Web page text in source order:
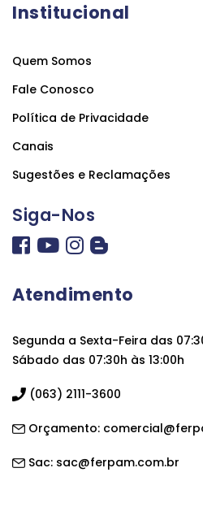
Institucional
Quem Somos
Fale Conosco
Política de Privacidade
Canais
Sugestões e Reclamações
Siga-Nos
Atendimento
Segunda a Sexta-Feira das
Sábado das 07:30h às 13:00h
(063) 2111-3600
Orçamento:
Sac: sac@ferpam.com.br